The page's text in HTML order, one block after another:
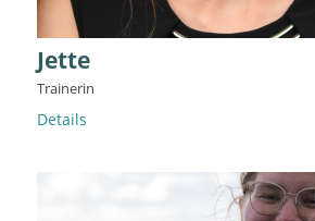
Jette
Trainerin
Details